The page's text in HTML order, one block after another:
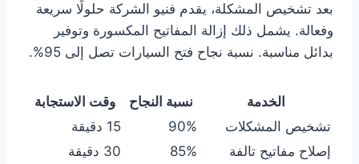
بعد تشخيص المشكلة، يقدم فنيو الشركة حلولًا سريعة
وفعالة. يشمل ذلك إزالة المفاتيح المكسورة وتوفير
بدائل مناسبة. نسبة نجاح فتح السيارات تصل إلى 95%.
الخدمة نسبة النجاح
وقت الاستجابة
تشخيص المشكلات
90%
15 دقيقة
إصلاح مفاتيح تالفة
85%
30 دقيقة